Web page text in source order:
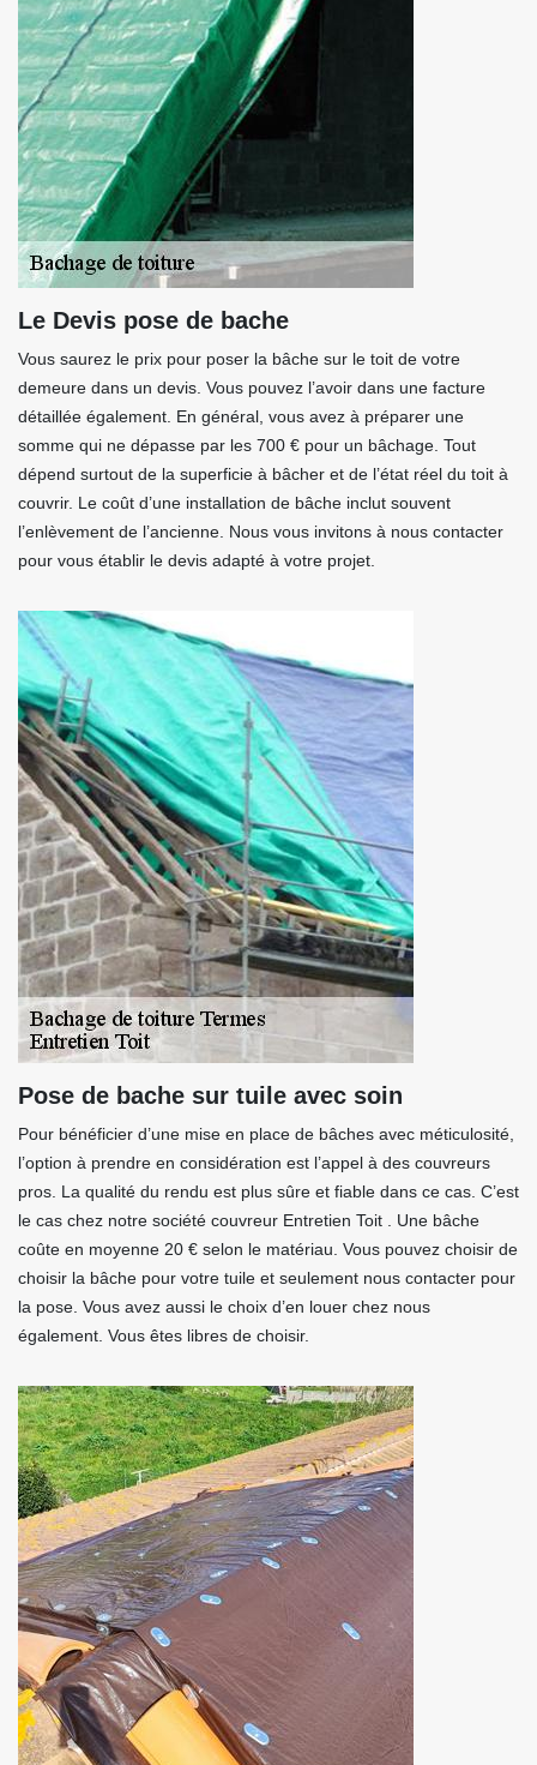
Le Devis pose de bache
Vous saurez le prix pour poser la bâche sur le toit de votre
demeure dans un devis. Vous pouvez l’avoir dans une facture
détaillée également. En général, vous avez à préparer une
somme qui ne dépasse par les 700 € pour un bâchage. Tout
dépend surtout de la superficie à bâcher et de l’état réel du toit à
couvrir. Le coût d’une installation de bâche inclut souvent
l’enlèvement de l’ancienne. Nous vous invitons à nous contacter
pour vous établir le devis adapté à votre projet.
Pose de bache sur tuile avec soin
Pour bénéficier d’une mise en place de bâches avec méticulosité,
l’option à prendre en considération est l’appel à des couvreurs
pros. La qualité du rendu est plus sûre et fiable dans ce cas. C’est
le cas chez notre société couvreur Entretien Toit . Une bâche
coûte en moyenne 20 € selon le matériau. Vous pouvez choisir de
choisir la bâche pour votre tuile et seulement nous contacter pour
la pose. Vous avez aussi le choix d’en louer chez nous
également. Vous êtes libres de choisir.